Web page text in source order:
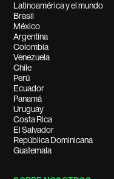
Latinoamérica y el mundo
Brasil
México
Argentina
Colombia
Venezuela
Chile
Perú
Ecuador
Panamá
Uruguay
Costa Rica
El Salvador
República Dominicana
Guatemala